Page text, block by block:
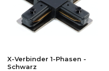
X-Verbinder 1-Phasen -
Schwarz